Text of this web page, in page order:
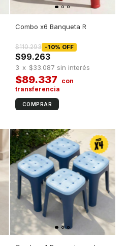
Combo x6 Banqueta R
$99.263
-10% OFF
$110.293
$89.337
3 x $33.087 sin interés